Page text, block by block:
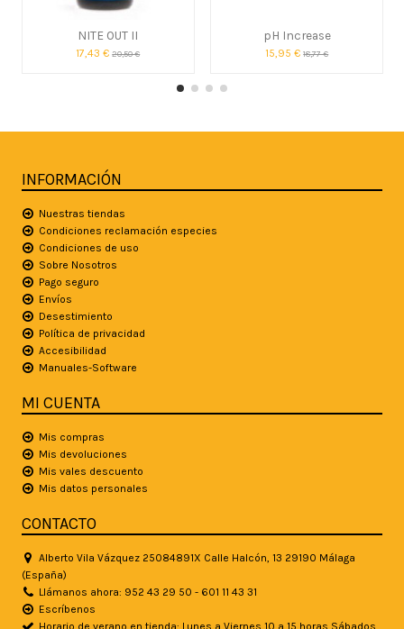
NITE OUT II
17,43 €20,50 €
pH Increase
15,95 €18,77 €
INFORMACIÓN
Nuestras tiendas
Condiciones reclamación especies
Condiciones de uso
Sobre Nosotros
Pago seguro
Envíos
Desestimiento
Política de privacidad
Accesibilidad
Manuales-Software
MI CUENTA
Mis compras
Mis devoluciones
Mis vales descuento
Mis datos personales
CONTACTO
Alberto Vila Vázquez 25084891X Calle Halcón, 13 29190 Málaga
(España)
Llámanos ahora: 952 43 29 50 - 601 11 43 31
Escríbenos